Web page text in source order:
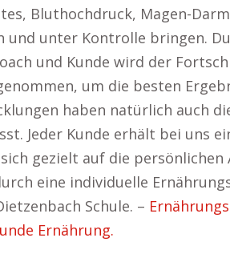
Bluthochdruck, Magen-
und unter Kontrolle bringen.
und Kunde wird der
um die besten
haben natürlich auch
Jeder Kunde erhält bei uns
gezielt auf die persönlichen
eine individuelle
Schule. –
Ernährung.